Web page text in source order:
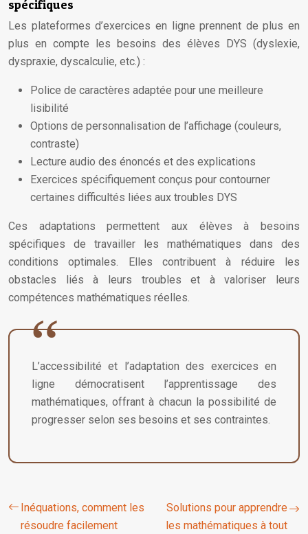
spécifiques
Les plateformes d’exercices en ligne prennent de plus en
plus en compte les besoins des élèves DYS (dyslexie,
dyspraxie, dyscalculie, etc.) :
Police de caractères adaptée pour une meilleure
lisibilité
Options de personnalisation de l’affichage (couleurs,
contraste)
Lecture audio des énoncés et des explications
Exercices spécifiquement conçus pour contourner
certaines difficultés liées aux troubles DYS
Ces adaptations permettent aux élèves à besoins
spécifiques de travailler les mathématiques dans des
conditions optimales. Elles contribuent à réduire les
obstacles liés à leurs troubles et à valoriser leurs
compétences mathématiques réelles.
L’accessibilité et l’adaptation des exercices en
ligne démocratisent l’apprentissage des
mathématiques, offrant à chacun la possibilité de
progresser selon ses besoins et ses contraintes.
Inéquations, comment les
résoudre facilement
Solutions pour apprendre
les mathématiques à tout